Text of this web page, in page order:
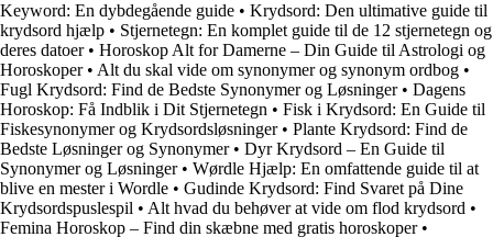
Keyword: En dybdegående guide • Krydsord: Den ultimative guide til
krydsord hjælp • Stjernetegn: En komplet guide til de 12 stjernetegn og
deres datoer• Horoskop Alt for Damerne – Din Guide til Astrologi og
Horoskoper• Alt du skal vide om synonymer og synonym ordbog •
Fugl Krydsord: Find de Bedste Synonymer og Løsninger• Dagens
Horoskop: Få Indblik i Dit Stjernetegn • Fisk i Krydsord: En Guide til
Fiskesynonymer og Krydsordsløsninger• Plante Krydsord: Find de
Bedste Løsninger og Synonymer• Dyr Krydsord – En Guide til
Synonymer og Løsninger• Wørdle Hjælp: En omfattende guide til at
blive en mester i Wordle • Gudinde Krydsord: Find Svaret på Dine
Krydsordspuslespil • Alt hvad du behøver at vide om flod krydsord •
Femina Horoskop – Find din skæbne med gratis horoskoper•